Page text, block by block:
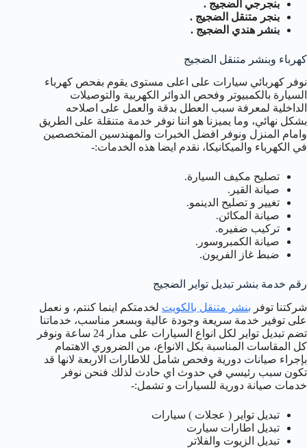
بنجرجي الضجيج .
بنجر متنقل الضجيج .
بنشر هندي الضجيج .
كهرباء وبنشر متنقل الضجيج
نوفر كهربائي سيارات على اعلى مستوى يقوم بفحص كهرباء
السيارة بالكمبيوتر وفحص الدوائر الكهربية والتوصيلات
الداخلية لمعرفة سبب العطل بدقة والعمل على اصلاحه
بشكل نهائي، وما يميزنا هو اننا نوفر خدمة متنقلة على الطريق
وامام المنزل ونوفر افضل الخبرات والمهندسين المتخصصين
في الكهرباء والميكانيكا، نقدم ايضا هذه الخدمات:-
تصليح مكيف السيارة.
صيانة القير.
تغيير و تصليح الدينمو.
صيانة المكائن.
تركيب ضفيره.
صيانة الكمبروسور.
ضبط غاز الفريون.
رقم خدمة بنشر تبديل تواير الضجيج
شركتنا توفر بنشر متنقل بالكويت لخدمتكم اينما كنتم، و نعمل
على توفير خدمة سريعة وجودة عالية وبسعر مناسب، خدماتنا
تضم تبديل تواير لكل انواع السيارات على مدار 24 ساعة ونوفر
كل المقاسات المناسبة بكل الانواع، من الضروري الاهتمام
بإجراء صيانات دورية وفحص شامل للاطارات الاربعة لانها قد
تكون سبب رئيسي في حدوث اي حادث لذلك فنحن نوفر
خدمات صيانة دورية للسيارات و تشمل:-
تبديل تواير ( عجلات ) سيارات
تبديل اطارات سيارت
تبديل الزيوت والفلاتر